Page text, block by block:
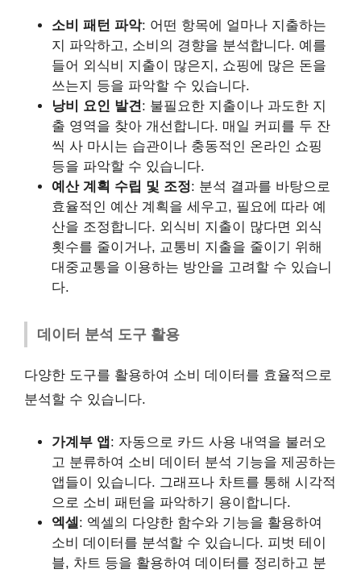
소비 패턴 파악: 어떤 항목에 얼마나 지출하는
지 파악하고, 소비의 경향을 분석합니다. 예를
들어 외식비 지출이 많은지, 쇼핑에 많은 돈을
쓰는지 등을 파악할 수 있습니다.
낭비 요인 발견 : 불필요한 지출이나 과도한 지
출 영역을 찾아 개선합니다. 매일 커피를 두 잔
씩 사 마시는 습관이나 충동적인 온라인 쇼핑
등을 파악할 수 있습니다.
예산 계획 수립 및 조정: 분석 결과를 바탕으로
효율적인 예산 계획을 세우고, 필요에 따라 예
산을 조정합니다. 외식비 지출이 많다면 외식
횟수를 줄이거나, 교통비 지출을 줄이기 위해
대중교통을 이용하는 방안을 고려할 수 있습니
다.
데이터 분석 도구 활용
다양한 도구를 활용하여 소비 데이터를 효율적으로
분석할 수 있습니다.
가계부 앱 : 자동으로 카드 사용 내역을 불러오
고 분류하여 소비 데이터 분석 기능을 제공하는
앱들이 있습니다. 그래프나 차트를 통해 시각적
으로 소비 패턴을 파악하기 용이합니다.
엑셀: 엑셀의 다양한 함수와 기능을 활용하여
소비 데이터를 분석할 수 있습니다. 피벗 테이
블, 차트 등을 활용하여 데이터를 정리하고 분